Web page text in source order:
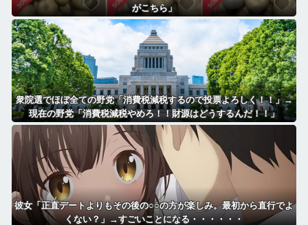
がこちら」
衆院選でほぼ全ての野党「消費税減税するので投票よろしく！！」→
現在の野党「消費税減税やめろ！！財源はどうするんだ！！」
彼女「正直デートよりもその後の○○の方が楽しみ。最初から直行でよ
くない？」→すごいことになる・・・・・・